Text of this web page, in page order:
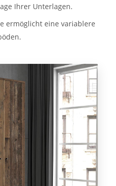
Ihrer Unterlagen.
ermöglicht eine variablere